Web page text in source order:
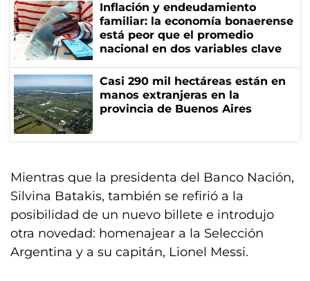
Inflación y endeudamiento
familiar: la economía bonaerense
está peor que el promedio
nacional en dos variables clave
Casi 290 mil hectáreas están en
manos extranjeras en la
provincia de Buenos Aires
Mientras que la presidenta del Banco Nación,
Silvina Batakis, también se refirió a la
posibilidad de un nuevo billete e introdujo
otra novedad: homenajear a la Selección
Argentina y a su capitán, Lionel Messi.